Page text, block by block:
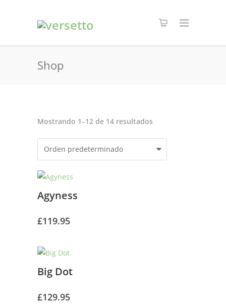
Shop
Mostrando 1–12 de 14 resultados
Agyness
£119.95
Big Dot
£129.95